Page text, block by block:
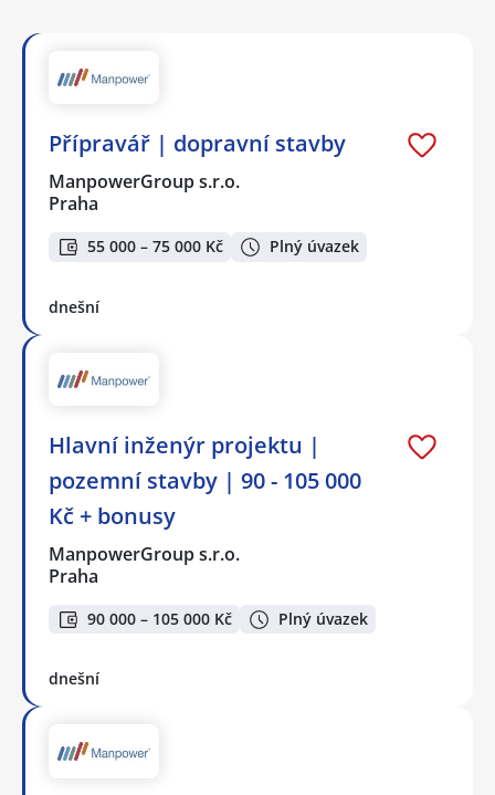
Přípravář | dopravní stavby
ManpowerGroup s.r.o.
Praha
55 000 – 75 000 Kč Plný úvazek
dnešní
Hlavní inženýr projektu |
pozemní stavby | 90 - 105 000
Kč + bonusy
ManpowerGroup s.r.o.
Praha
90 000 – 105 000 Kč Plný úvazek
dnešní